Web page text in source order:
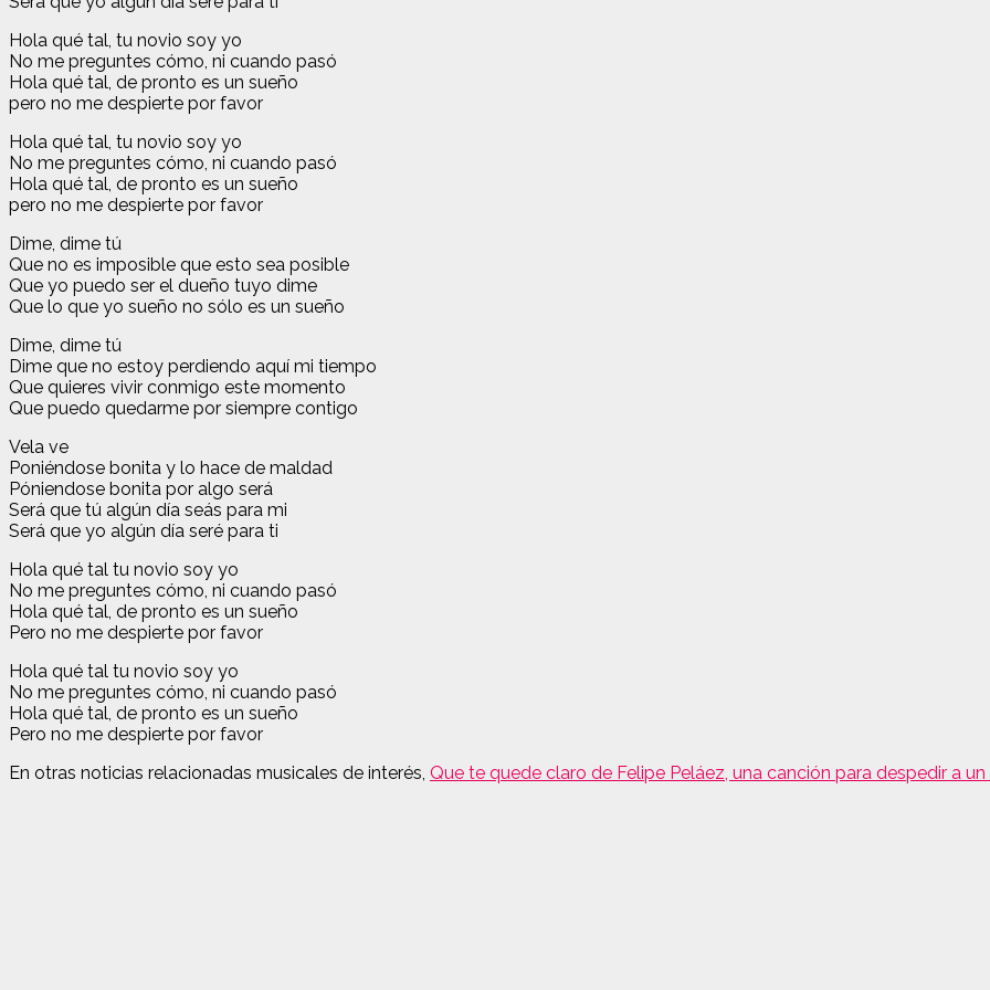
Hola qué tal, tu novio soy yo
No me preguntes cómo, ni cuando pasó
Hola qué tal, de pronto es un sueño
pero no me despierte por favor
Hola qué tal, tu novio soy yo
No me preguntes cómo, ni cuando pasó
Hola qué tal, de pronto es un sueño
pero no me despierte por favor
Dime, dime tú
Que no es imposible que esto sea posible
Que yo puedo ser el dueño tuyo dime
Que lo que yo sueño no sólo es un sueño
Dime, dime tú
Dime que no estoy perdiendo aquí mi tiempo
Que quieres vivir conmigo este momento
Que puedo quedarme por siempre contigo
Vela ve
Poniéndose bonita y lo hace de maldad
Póniendose bonita por algo será
Será que tú algún día seás para mi
Será que yo algún día seré para ti
Hola qué tal tu novio soy yo
No me preguntes cómo, ni cuando pasó
Hola qué tal, de pronto es un sueño
Pero no me despierte por favor
Hola qué tal tu novio soy yo
No me preguntes cómo, ni cuando pasó
Hola qué tal, de pronto es un sueño
Pero no me despierte por favor
En otras noticias relacionadas musicales de interés, Que te quede claro de Felipe Peláez, una canción para despedir a un